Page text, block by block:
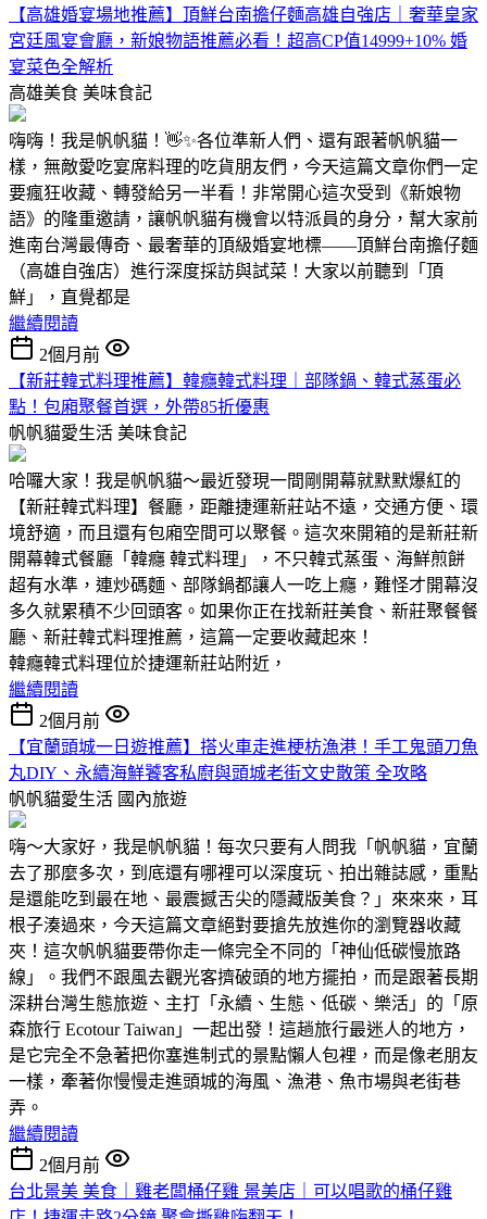
【高雄婚宴場地推薦】頂鮮台南擔仔麵高雄自強店｜奢華皇家
宮廷風宴會廳，新娘物語推薦必看！超高CP值14999+10% 婚
宴菜色全解析
高雄美食 美味食記
嗨嗨！我是帆帆貓！👋✨各位準新人們、還有跟著帆帆貓一
樣，無敵愛吃宴席料理的吃貨朋友們，今天這篇文章你們一定
要瘋狂收藏、轉發給另一半看！非常開心這次受到《新娘物
語》的隆重邀請，讓帆帆貓有機會以特派員的身分，幫大家前
進南台灣最傳奇、最奢華的頂級婚宴地標——頂鮮台南擔仔麵
（高雄自強店）進行深度採訪與試菜！大家以前聽到「頂
鮮」，直覺都是
繼續閱讀
2個月前
【新莊韓式料理推薦】韓癮韓式料理｜部隊鍋、韓式蒸蛋必
點！包廂聚餐首選，外帶85折優惠
帆帆貓愛生活 美味食記
哈囉大家！我是帆帆貓～最近發現一間剛開幕就默默爆紅的
【新莊韓式料理】餐廳，距離捷運新莊站不遠，交通方便、環
境舒適，而且還有包廂空間可以聚餐。這次來開箱的是新莊新
開幕韓式餐廳「韓癮 韓式料理」，不只韓式蒸蛋、海鮮煎餅
超有水準，連炒碼麵、部隊鍋都讓人一吃上癮，難怪才開幕沒
多久就累積不少回頭客。如果你正在找新莊美食、新莊聚餐餐
廳、新莊韓式料理推薦，這篇一定要收藏起來！
韓癮韓式料理位於捷運新莊站附近，
繼續閱讀
2個月前
【宜蘭頭城一日遊推薦】搭火車走進梗枋漁港！手工鬼頭刀魚
丸DIY、永續海鮮饕客私廚與頭城老街文史散策 全攻略
帆帆貓愛生活 國內旅遊
嗨～大家好，我是帆帆貓！每次只要有人問我「帆帆貓，宜蘭
去了那麼多次，到底還有哪裡可以深度玩、拍出雜誌感，重點
是還能吃到最在地、最震撼舌尖的隱藏版美食？」來來來，耳
根子湊過來，今天這篇文章絕對要搶先放進你的瀏覽器收藏
夾！這次帆帆貓要帶你走一條完全不同的「神仙低碳慢旅路
線」。我們不跟風去觀光客擠破頭的地方擺拍，而是跟著長期
深耕台灣生態旅遊、主打「永續、生態、低碳、樂活」的「原
森旅行 Ecotour Taiwan」一起出發！這趟旅行最迷人的地方，
是它完全不急著把你塞進制式的景點懶人包裡，而是像老朋友
一樣，牽著你慢慢走進頭城的海風、漁港、魚市場與老街巷
弄。
繼續閱讀
2個月前
台北景美 美食｜雞老闆桶仔雞 景美店｜可以唱歌的桶仔雞